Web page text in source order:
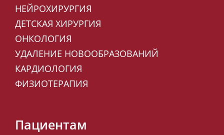
НЕЙРОХИРУРГИЯ
ДЕТСКАЯ ХИРУРГИЯ
ОНКОЛОГИЯ
УДАЛЕНИЕ НОВООБРАЗОВАНИЙ
КАРДИОЛОГИЯ
ФИЗИОТЕРАПИЯ
Пациентам